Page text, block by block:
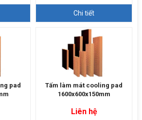
Chi tiết
pad
Tấm làm mát cooling pad
1600x600x150mm
Liên hệ